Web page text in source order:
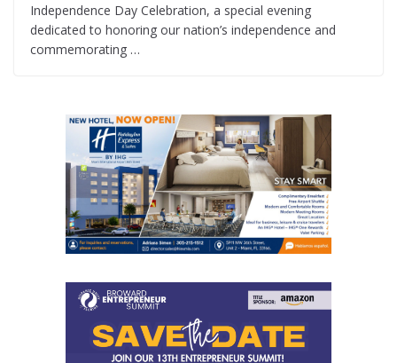
Independence Day Celebration, a special evening
dedicated to honoring our nation’s independence and
commemorating …